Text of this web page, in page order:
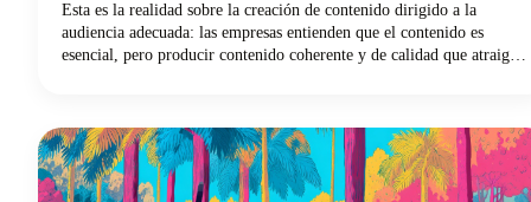
Esta es la realidad sobre la creación de contenido dirigido a la
audiencia adecuada: las empresas entienden que el contenido es
esencial, pero producir contenido coherente y de calidad que atraiga